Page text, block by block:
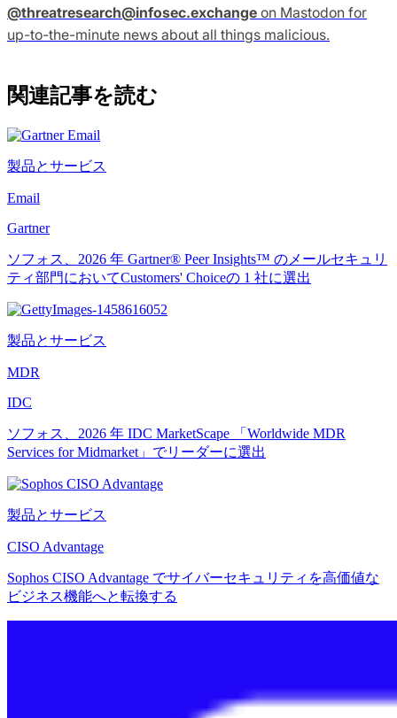
@threatresearch@infosec.exchange on Mastodon for
up-to-the-minute news about all things malicious.
関連記事を読む
製品とサービス
Email
Gartner
ソフォス、2026 年 Gartner® Peer Insights™ のメールセキュリ
ティ部門においてCustomers' Choiceの 1 社に選出
製品とサービス
MDR
IDC
ソフォス、2026 年 IDC MarketScape 「Worldwide MDR
Services for Midmarket」でリーダーに選出
製品とサービス
CISO Advantage
Sophos CISO Advantage でサイバーセキュリティを高価値な
ビジネス機能へと転換する